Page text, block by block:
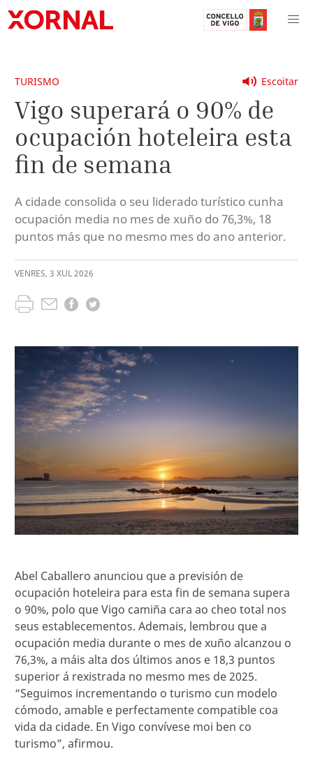
Escoitar
TURISMO
Vigo superará o 90% de
ocupación hoteleira esta
fin de semana
A cidade consolida o seu liderado turístico cunha
ocupación media no mes de xuño do 76,3%, 18
puntos más que no mesmo mes do ano anterior.
VENRES, 3 XUL2026
Abel Caballero anunciou que a previsión de
ocupación hoteleira para esta fin de semana supera
o 90%, polo que Vigo camiña cara ao cheo total nos
seus establecementos. Ademais, lembrou que a
ocupación media durante o mes de xuño alcanzou o
76,3%, a máis alta dos últimos anos e 18,3 puntos
superior á rexistrada no mesmo mes de 2025.
“Seguimos incrementando o turismo cun modelo
cómodo, amable e perfectamente compatible coa
vida da cidade. En Vigo convívese moi ben co
turismo”, afirmou.